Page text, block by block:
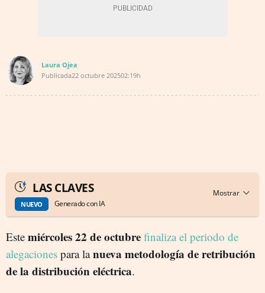
Laura Ojea
Publicada22 octubre 202502:19h
LAS CLAVES
NUEVO Generado con IA
Este miércoles 22 de octubre finaliza el periodo de
alegaciones para lanueva metodología de retribución
de la distribución eléctrica.